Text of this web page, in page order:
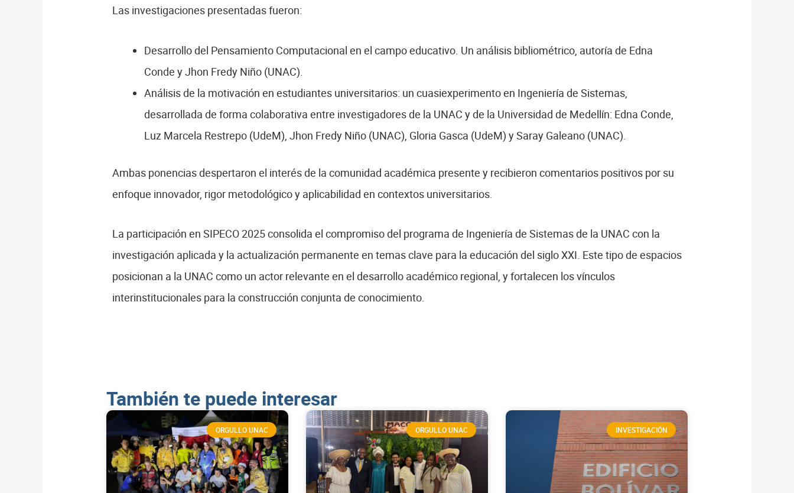
Las investigaciones presentadas fueron:
Desarrollo del Pensamiento Computacional en el campo educativo. Un análisis bibliométrico, autoría de Edna
Conde y Jhon Fredy Niño (UNAC).
Análisis de la motivación en estudiantes universitarios: un cuasiexperimento en Ingeniería de Sistemas,
desarrollada de forma colaborativa entre investigadores de la UNAC y de la Universidad de Medellín: Edna Conde,
Luz Marcela Restrepo (UdeM), Jhon Fredy Niño (UNAC), Gloria Gasca (UdeM) y Saray Galeano (UNAC).
Ambas ponencias despertaron el interés de la comunidad académica presente y recibieron comentarios positivos por su
enfoque innovador, rigor metodológico y aplicabilidad en contextos universitarios.
La participación en SIPECO 2025 consolida el compromiso del programa de Ingeniería de Sistemas de la UNAC con la
investigación aplicada y la actualización permanente en temas clave para la educación del siglo XXI. Este tipo de espacios
posicionan a la UNAC como un actor relevante en el desarrollo académico regional, y fortalecen los vínculos
interinstitucionales para la construcción conjunta de conocimiento.
También te puede interesar
ORGULLO UNAC ORGULLO UNAC INVESTIGACIÓN